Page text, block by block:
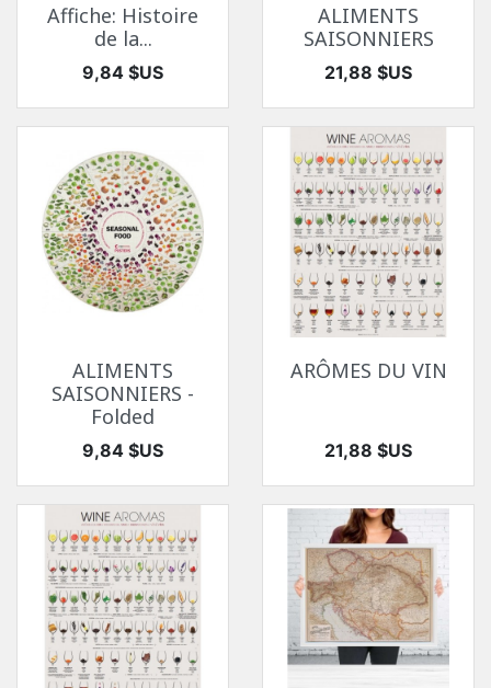
Affiche: Histoire
de la...
Prix
9,84 $US
ALIMENTS
SAISONNIERS
Prix
21,88 $US
ALIMENTS
SAISONNIERS -
Folded
Prix
9,84 $US
ARÔMES DU VIN
Prix
21,88 $US